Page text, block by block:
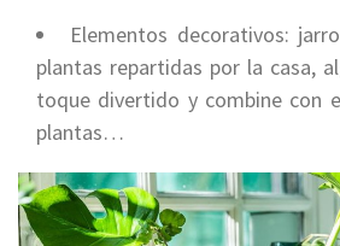
Elementos decorativos:
plantas repartidas por la casa,
toque divertido y combine con
plantas…